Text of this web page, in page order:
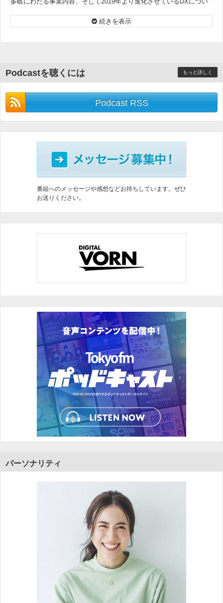
続きを表示
Podcastを聴くには もっと詳しく
Podcast RSS
番組へのメッセージや感想などお待ちしています。ぜひ
お送りください。
パーソナリティ